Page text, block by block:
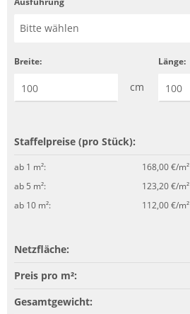
Breite:
cm
Länge:
Staffelpreise (pro Stück):
ab 1 m²: 168,00 €/m²
ab 5 m²: 123,20 €/m²
ab 10 m²: 112,00 €/m²
Netzfläche:
Preis pro m²:
Gesamtgewicht: